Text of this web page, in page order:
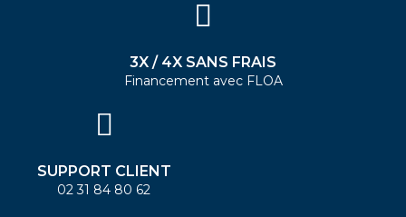
3X / 4X SANS FRAIS
Financement avec FLOA
SUPPORT CLIENT
02 31 84 80 62